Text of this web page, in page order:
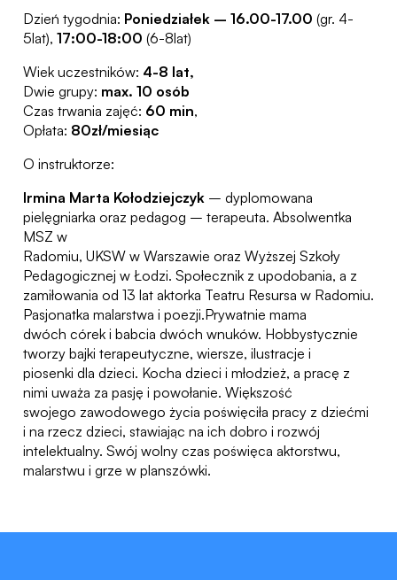
Dzień tygodnia: Poniedziałek – 16.00-17.00 (gr. 4-
5lat), 17:00-18:00 (6-8lat)
Wiek uczestników: 4-8 lat,
Dwie grupy: max. 10 osób
Czas trwania zajęć: 60 min,
Opłata: 80zł/miesiąc
O instruktorze:
Irmina Marta Kołodziejczyk – dyplomowana
pielęgniarka oraz pedagog – terapeuta. Absolwentka
MSZ w
Radomiu, UKSW w Warszawie oraz Wyższej Szkoły
Pedagogicznej w Łodzi. Społecznik z upodobania, a z
zamiłowania od 13 lat aktorka Teatru Resursa w Radomiu.
Pasjonatka malarstwa i poezji.Prywatnie mama
dwóch córek i babcia dwóch wnuków. Hobbystycznie
tworzy bajki terapeutyczne, wiersze, ilustracje i
piosenki dla dzieci. Kocha dzieci i młodzież, a pracę z
nimi uważa za pasję i powołanie. Większość
swojego zawodowego życia poświęciła pracy z dziećmi
i na rzecz dzieci, stawiając na ich dobro i rozwój
intelektualny. Swój wolny czas poświęca aktorstwu,
malarstwu i grze w planszówki.